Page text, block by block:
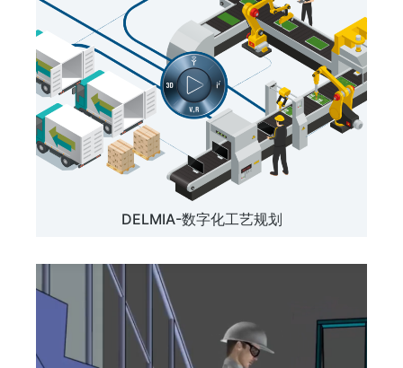
DELMIA-数字化工艺规划